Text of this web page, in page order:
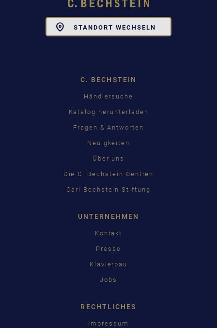
STANDORT WECHSELN
C. BECHSTEIN
Händlersuche
Katalog herunterladen
Fragen & Antworten
Neuigkeiten
Über uns
Die C. Bechstein Centren
Carl Bechstein Stiftung
UNTERNEHMEN
Kontakt
Presse
Klavierbau
Jobs
RECHTLICHES
Impressum